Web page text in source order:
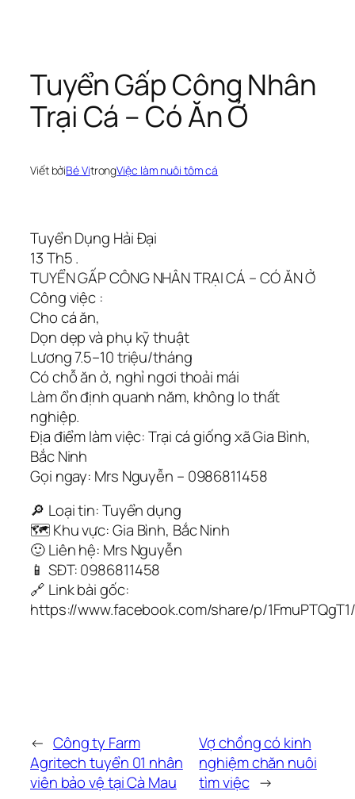
phần
dung
Tuyển Gấp Công Nhân
Trại Cá – Có Ăn Ở
Viết bởiBé VitrongViệc làm nuôi tôm cá
Tuyển Dụng Hải Đại
13 Th5 .
TUYỂN GẤP CÔNG NHÂN TRẠI CÁ – CÓ ĂN Ở
Công việc :
Cho cá ăn,
Dọn dẹp và phụ kỹ thuật
Lương 7.5–10 triệu/tháng
Có chỗ ăn ở, nghỉ ngơi thoải mái
Làm ổn định quanh năm, không lo thất
nghiệp.
Địa điểm làm việc: Trại cá giống xã Gia Bình,
Bắc Ninh
Gọi ngay: Mrs Nguyễn – 0986811458
🔎 Loại tin: Tuyển dụng
🗺️ Khu vực: Gia Bình, Bắc Ninh
🙂 Liên hệ: Mrs Nguyễn
📱 SĐT: 0986811458
🔗 Link bài gốc:
https://www.facebook.com/share/p/1FmuPTQgT1/
← Công ty Farm
Agritech tuyển 01 nhân
viên bảo vệ tại Cà Mau
Vợ chồng có kinh
nghiệm chăn nuôi
tìm việc →